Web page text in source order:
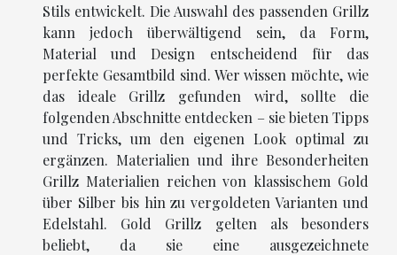
Stils entwickelt. Die Auswahl des passenden Grillz
kann jedoch überwältigend sein, da Form,
Material und Design entscheidend für das
perfekte Gesamtbild sind. Wer wissen möchte, wie
das ideale Grillz gefunden wird, sollte die
folgenden Abschnitte entdecken – sie bieten Tipps
und Tricks, um den eigenen Look optimal zu
ergänzen. Materialien und ihre Besonderheiten
Grillz Materialien reichen von klassischem Gold
über Silber bis hin zu vergoldeten Varianten und
Edelstahl. Gold Grillz gelten als besonders
beliebt, da sie eine ausgezeichnete